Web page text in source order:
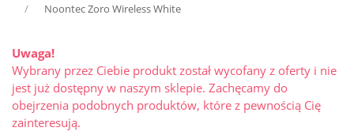
Noontec Zoro Wireless White
Uwaga!
Wybrany przez Ciebie produkt został wycofany z oferty i nie
jest już dostępny w naszym sklepie. Zachęcamy do
obejrzenia podobnych produktów, które z pewnością Cię
zainteresują.